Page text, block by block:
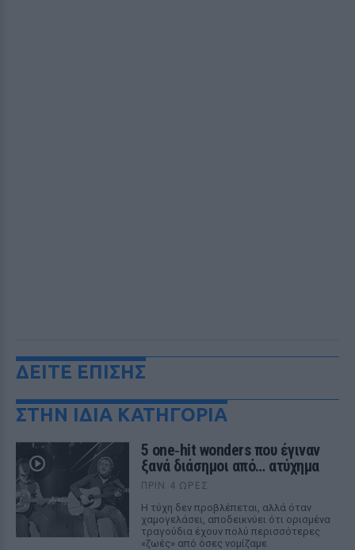
ΔΕΙΤΕ ΕΠΙΣΗΣ
ΣΤΗΝ ΙΔΙΑ ΚΑΤΗΓΟΡΙΑ
5 one‑hit wonders που έγιναν
ξανά διάσημοι από… ατύχημα
ΠΡΙΝ 4 ΏΡΕΣ
Η τύχη δεν προβλέπεται, αλλά όταν
χαμογελάσει, αποδεικνύει ότι ορισμένα
τραγούδια έχουν πολύ περισσότερες
«ζωές» από όσες νομίζαμε